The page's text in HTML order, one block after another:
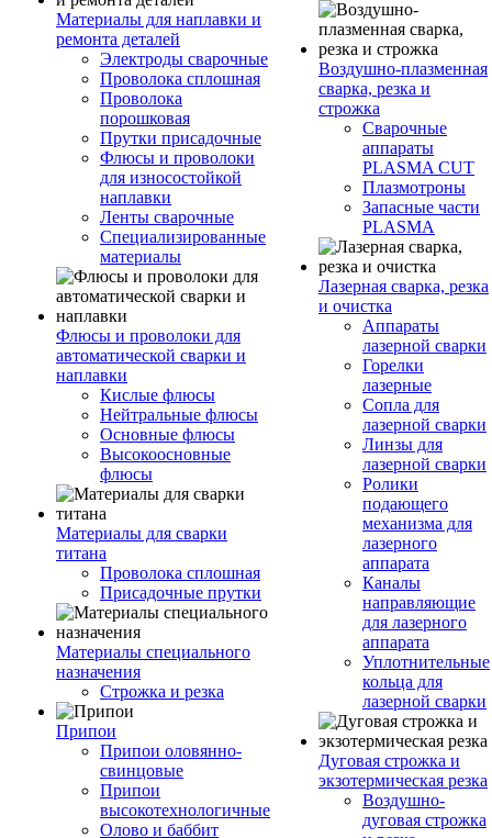
Материалы для наплавки и
ремонта деталей
Электроды сварочные
Проволока сплошная
Проволока
порошковая
Прутки присадочные
Флюсы и проволоки
для износостойкой
наплавки
Ленты сварочные
Специализированные
материалы
Флюсы и проволоки для
автоматической сварки и
наплавки
Кислые флюсы
Нейтральные флюсы
Основные флюсы
Высокоосновные
флюсы
Материалы для сварки
титана
Проволока сплошная
Присадочные прутки
Материалы специального
назначения
Строжка и резка
Припои
Припои оловянно-
свинцовые
Припои
высокотехнологичные
Олово и баббит
Воздушно-плазменная
сварка, резка и
строжка
Сварочные
аппараты
PLASMA CUT
Плазмотроны
Запасные части
PLASMA
Лазерная сварка, резка
и очистка
Аппараты
лазерной сварки
Горелки
лазерные
Сопла для
лазерной сварки
Линзы для
лазерной сварки
Ролики
подающего
механизма для
лазерного
аппарата
Каналы
направляющие
для лазерного
аппарата
Уплотнительные
кольца для
лазерной сварки
Дуговая строжка и
экзотермическая резка
Воздушно-
дуговая строжка